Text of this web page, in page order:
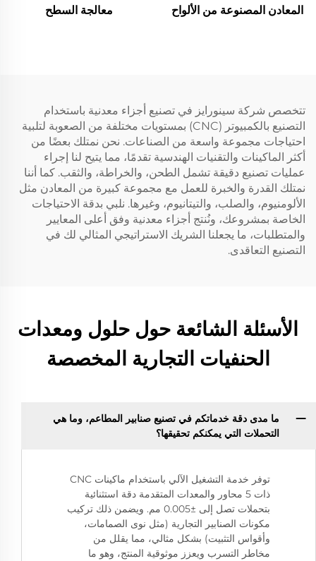
المعادن المصنوعة من الألواح معالجة السطح
تتخصص شركة سينورايز في تصنيع أجزاء معدنية باستخدام
التصنيع بالكمبيوتر (CNC) بمستويات مختلفة من الصعوبة لتلبية
احتياجات مجموعة واسعة من الصناعات. نحن نمتلك بعضًا من
أكثر الماكينات والتقنيات الهندسية تقدمًا، مما يتيح لنا إجراء
عمليات تصنيع دقيقة تشمل الطحن، والخراطة، والثقب. كما أننا
نمتلك القدرة والخبرة للعمل مع مجموعة كبيرة من المعادن مثل
الألومنيوم، والصلب، والتيتانيوم، وغيرها. نلبي بدقة الاحتياجات
الخاصة بمشروعك، ونُنتج أجزاء معدنية وفق أعلى المعايير
والمتطلبات، ما يجعلنا الشريك الاستراتيجي المثالي لك في
التصنيع التعاقدى.
الأسئلة الشائعة حول حلول ومعدات
الحنفيات التجارية المخصصة
ما مدى دقة خدماتكم في تصنيع صنابير المطاعم، وما هي
التحملات التي يمكنكم تحقيقها؟
توفر خدمة التشغيل الآلي باستخدام ماكينات CNC
ذات 5 محاور والمعدات المتقدمة دقة استثنائية
بتحملات تصل إلى ±0.005 مم. ويضمن ذلك تركيب
مكونات الصنابير التجارية (مثل نوى الصمامات،
وأقواس التثبيت) بشكل مثالي، مما يقلل من
مخاطر التسرب ويعزز موثوقية المنتج، وهو ما